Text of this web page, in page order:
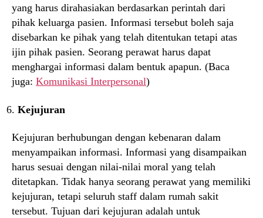
yang harus dirahasiakan berdasarkan perintah dari
pihak keluarga pasien. Informasi tersebut boleh saja
disebarkan ke pihak yang telah ditentukan tetapi atas
ijin pihak pasien. Seorang perawat harus dapat
menghargai informasi dalam bentuk apapun. (Baca
juga: Komunikasi Interpersonal)
Kejujuran
Kejujuran berhubungan dengan kebenaran dalam
menyampaikan informasi. Informasi yang disampaikan
harus sesuai dengan nilai-nilai moral yang telah
ditetapkan. Tidak hanya seorang perawat yang memiliki
kejujuran, tetapi seluruh staff dalam rumah sakit
tersebut. Tujuan dari kejujuran adalah untuk